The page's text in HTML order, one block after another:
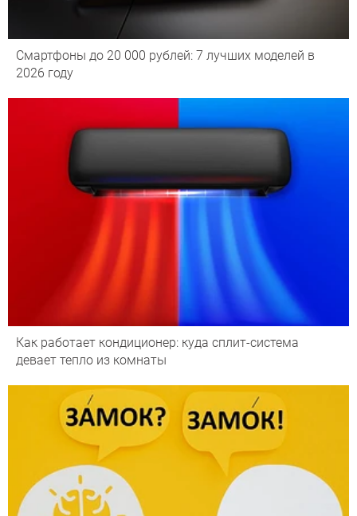
Смартфоны до 20 000 рублей: 7 лучших моделей в
2026 году
Как работает кондиционер: куда сплит-система
девает тепло из комнаты